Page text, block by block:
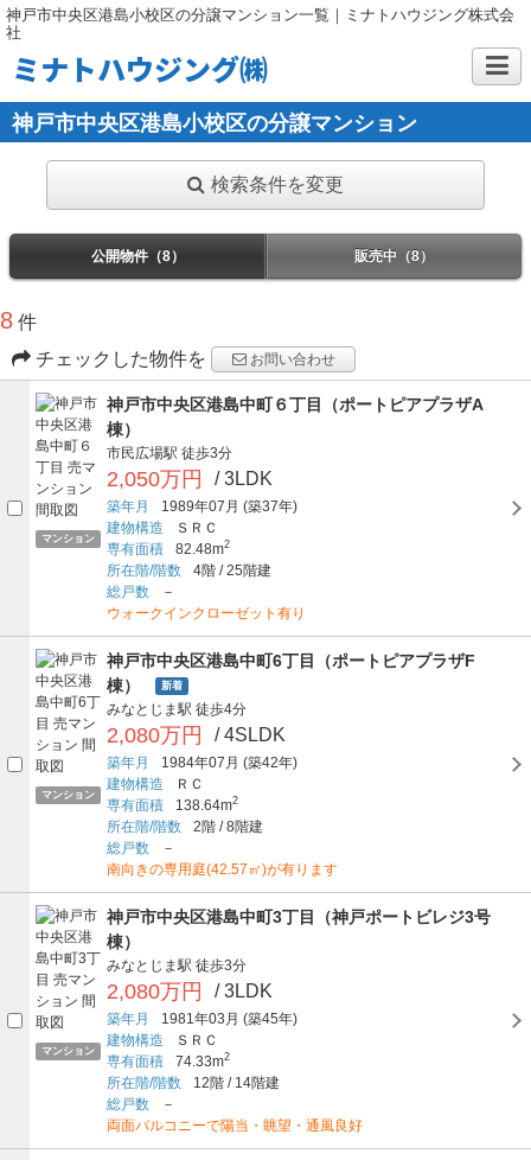
神戸市中央区港島小校区の分譲マンション一覧｜ミナトハウジング株式会
社
ミナトハウジング㈱
神戸市中央区港島小校区の分譲マンション
検索条件を変更
公開物件（8） 販売中（8）
8 件
チェックした物件を
お問い合わせ
マンション
神戸市中央区港島中町６丁目（ポートピアプラザA
棟）
市民広場駅 徒歩3分
2,050万円 / 3LDK
築年月 1989年07月 (築37年)
建物構造
ＳＲＣ
専有面積
82.48m2
所在階/階数 4階 /25階建
総戸数
－
ウォークインクローゼット有り
マンション
神戸市中央区港島中町6丁目（ポートピアプラザF
棟）
新着
みなとじま駅 徒歩4分
2,080万円 / 4SLDK
築年月 1984年07月 (築42年)
建物構造
ＲＣ
専有面積
138.64m2
所在階/階数 2階 /8階建
総戸数
－
南向きの専用庭(42.57㎡)が有ります
マンション
神戸市中央区港島中町3丁目（神戸ポートビレジ3号
棟）
みなとじま駅 徒歩3分
2,080万円 / 3LDK
築年月 1981年03月 (築45年)
建物構造
ＳＲＣ
専有面積
74.33m2
所在階/階数 12階 /14階建
総戸数
－
両面バルコニーで陽当・眺望・通風良好